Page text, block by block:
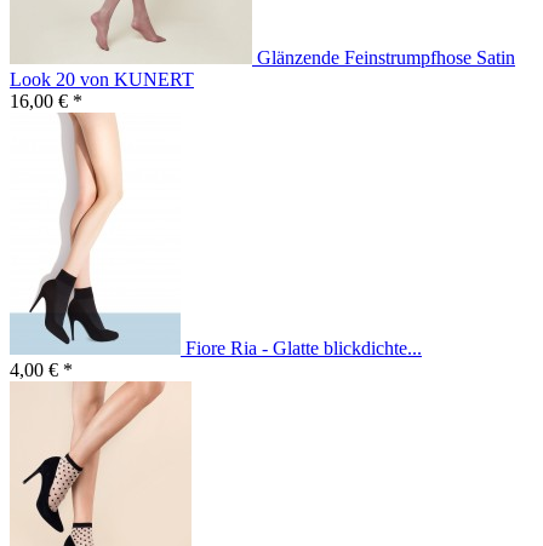
Glänzende Feinstrumpfhose Satin
Look 20 von KUNERT
16,00 € *
Fiore Ria - Glatte blickdichte...
4,00 € *